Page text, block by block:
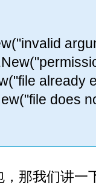
already
does
那我们讲一